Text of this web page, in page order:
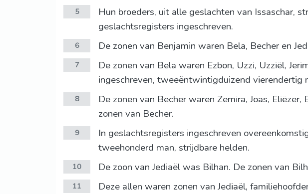
5
Hun broeders, uit alle geslachten van Issaschar,
geslachtsregisters ingeschreven.
6 De zonen van Benjamin waren Bela, Becher en
7
De zonen van Bela waren Ezbon, Uzzi, Uzziël,
ingeschreven, tweeëntwintigduizend vierendertig
8
De zonen van Becher waren Zemira, Joas,
zonen van Becher.
9
In geslachtsregisters ingeschreven
tweehonderd man, strijdbare helden.
10 De zoon van Jediaël was Bilhan. De zonen van
11
Deze allen waren zonen van Jediaël,